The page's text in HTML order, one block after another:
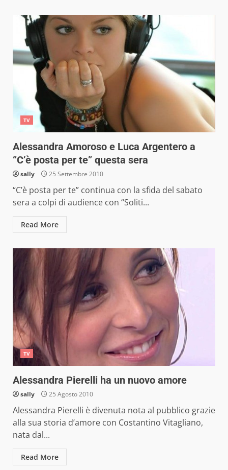
TV
Alessandra Amoroso e Luca Argentero a
“C’è posta per te” questa sera
sally 25 Settembre 2010
“C’è posta per te” continua con la sfida del sabato
sera a colpi di audience con “Soliti...
Read More
TV
Alessandra Pierelli ha un nuovo amore
sally 25 Agosto 2010
Alessandra Pierelli è divenuta nota al pubblico grazie
alla sua storia d’amore con Costantino Vitagliano,
nata dal...
Read More